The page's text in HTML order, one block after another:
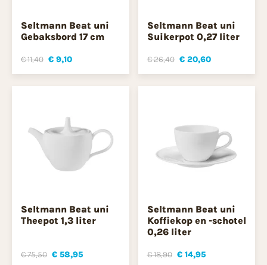
Seltmann Beat uni
Gebaksbord 17 cm
€ 11,40 € 9,10
Seltmann Beat uni
Suikerpot 0,27 liter
€ 26,40 € 20,60
Seltmann Beat uni
Theepot 1,3 liter
€ 75,50 € 58,95
Seltmann Beat uni
Koffiekop en -schotel
0,26 liter
€ 18,90 € 14,95